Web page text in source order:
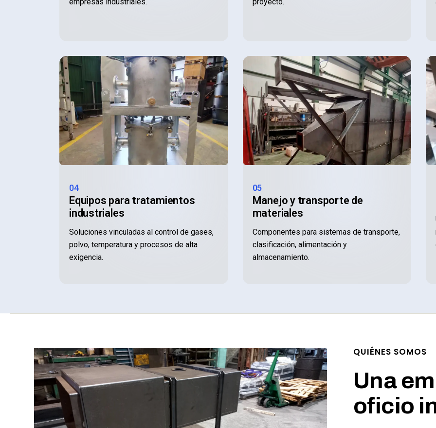
04
Equipos para tratamientos
industriales
Soluciones vinculadas al control de gases,
polvo, temperatura y procesos de alta
exigencia.
05
Manejo y transporte de
materiales
Componentes para sistemas de transporte,
clasificación, alimentación y
almacenamiento.
QUIÉNES SOMOS
Una
oficio